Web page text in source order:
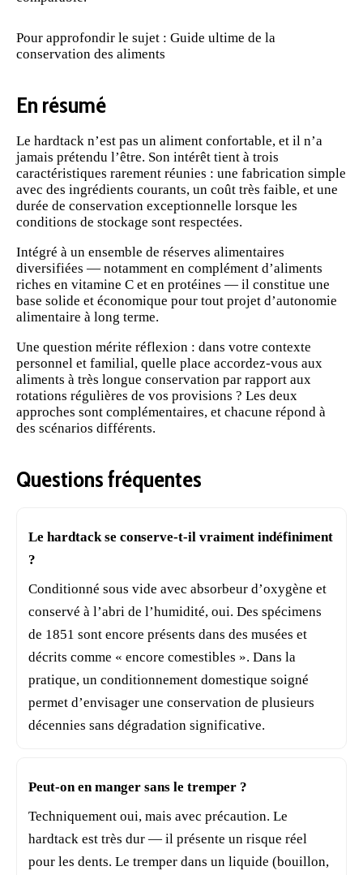
Pour approfondir le sujet : Guide ultime de la
conservation des aliments
En résumé
Le hardtack n’est pas un aliment confortable, et il n’a
jamais prétendu l’être. Son intérêt tient à trois
caractéristiques rarement réunies : une fabrication simple
avec des ingrédients courants, un coût très faible, et une
durée de conservation exceptionnelle lorsque les
conditions de stockage sont respectées.
Intégré à un ensemble de réserves alimentaires
diversifiées — notamment en complément d’aliments
riches en vitamine C et en protéines — il constitue une
base solide et économique pour tout projet d’autonomie
alimentaire à long terme.
Une question mérite réflexion : dans votre contexte
personnel et familial, quelle place accordez-vous aux
aliments à très longue conservation par rapport aux
rotations régulières de vos provisions ? Les deux
approches sont complémentaires, et chacune répond à
des scénarios différents.
Questions fréquentes
Le hardtack se conserve-t-il vraiment indéfiniment
?
Conditionné sous vide avec absorbeur d’oxygène et
conservé à l’abri de l’humidité, oui. Des spécimens
de 1851 sont encore présents dans des musées et
décrits comme « encore comestibles ». Dans la
pratique, un conditionnement domestique soigné
permet d’envisager une conservation de plusieurs
décennies sans dégradation significative.
Peut-on en manger sans le tremper ?
Techniquement oui, mais avec précaution. Le
hardtack est très dur — il présente un risque réel
pour les dents. Le tremper dans un liquide (bouillon,